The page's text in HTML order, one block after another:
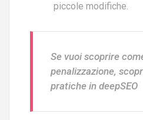
piccole modifiche.
Se vuoi scoprire
penalizzazione,
pratiche in deepSEO